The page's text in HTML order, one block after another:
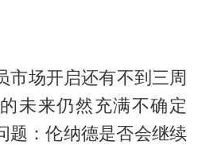
市场开启还有不到三周
未来仍然充满不确定
题：伦纳德是否会继续